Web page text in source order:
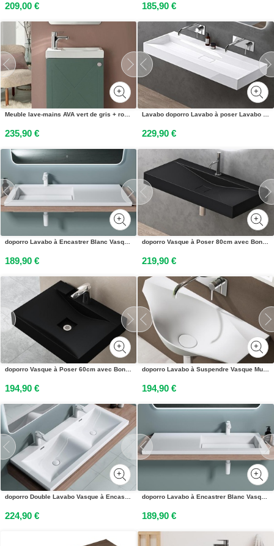
209,00 € 185,90 €
Meuble lave-mains AVA vert de gris + robinet chromé
235,90 €
Lavabo doporro Lavabo à poser Lavabo suspendu en fonte minérale Lavabo mat blanc 120x46x11cm sans trou pour robinetterie, avec vidage Colossum19
229,90 €
doporro Lavabo à Encastrer Blanc Vasque en Fonte Minérale Lave Mains Rectangulaire de Qualité pour Salle de Bain 120x46x14cm Colossum820
189,90 €
doporro Vasque à Poser 80cm avec Bonde Lavabo Suspendu Noir Mat Colossum810 Fonte Minérale Solid Surface 80x48x12cm
219,90 €
doporro Vasque à Poser 60cm avec Bonde Lavabo Suspendu Noir Mat Colossum810 Fonte Minérale Solid Surface 60x48x12cm
194,90 €
doporro Lavabo à Suspendre Vasque Murale Solid Surface Blanc Mat pour Toilettes Invités 80x37x22cm Colossum816
194,90 €
doporro Double Lavabo Vasque à Encastrer 120 cm Blanc Lave Mains Rectangulaire en Solid Surface pour Salle de Bains 120x48x12 cm Colossum03
224,90 €
doporro Lavabo à Encastrer Blanc Vasque en Fonte Minérale Lave Mains Rectangulaire de Qualité pour Salle de Bain 120x46x14cm Colossum820
189,90 €